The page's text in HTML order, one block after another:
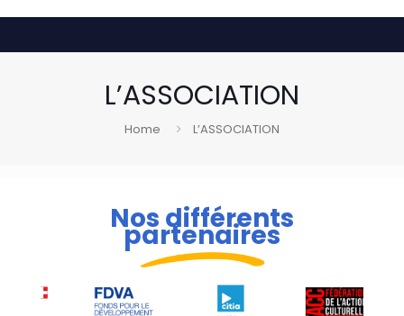
L’ASSOCIATION
Home L’ASSOCIATION
Nos différents
partenaires